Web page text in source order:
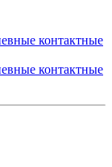
контактные
контактные